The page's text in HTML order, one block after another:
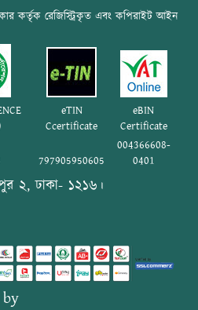
কর্তৃক রেজিস্ট্রিকৃত এবং কপিরাইট আইন
eTIN
Ccertificate
eBIN
Certificate
797905950605
004366608-
0401
২, ঢাকা- ১২১৬।